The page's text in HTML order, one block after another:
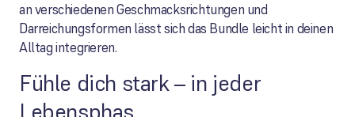
an verschiedenen Geschmacksrichtungen und
Darreichungsformen lässt sich das Bundle leicht in deinen
Alltag integrieren.
Fühle dich stark – in jeder